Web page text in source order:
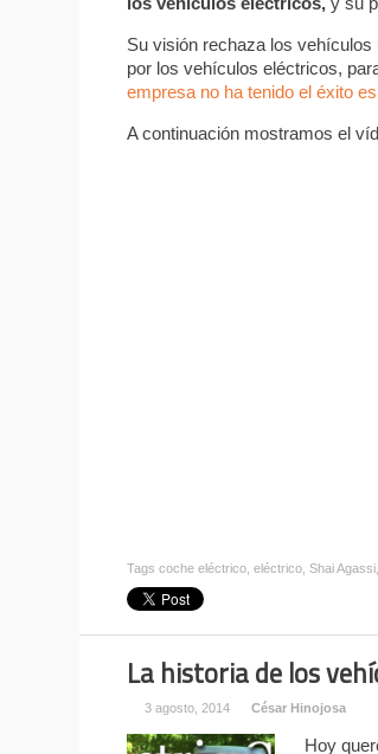
Su visión rechaza los vehículos
por los vehículos eléctricos,
empresa no ha tenido el éxito
A continuación mostramos el
Tagscoche eléctrico ,eléctrico ,Shai Agassi
La historia de los
3 agosto, 2014 César Hinojosa
Hoy